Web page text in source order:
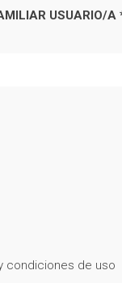
USUARIO/A
condiciones de uso